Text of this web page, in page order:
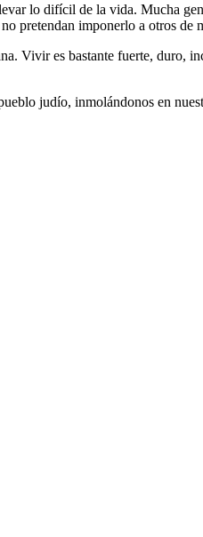
lo difícil de la vida. Mucha
pretendan imponerlo a otros
Vivir es bastante fuerte, duro,
judío, inmolándonos en